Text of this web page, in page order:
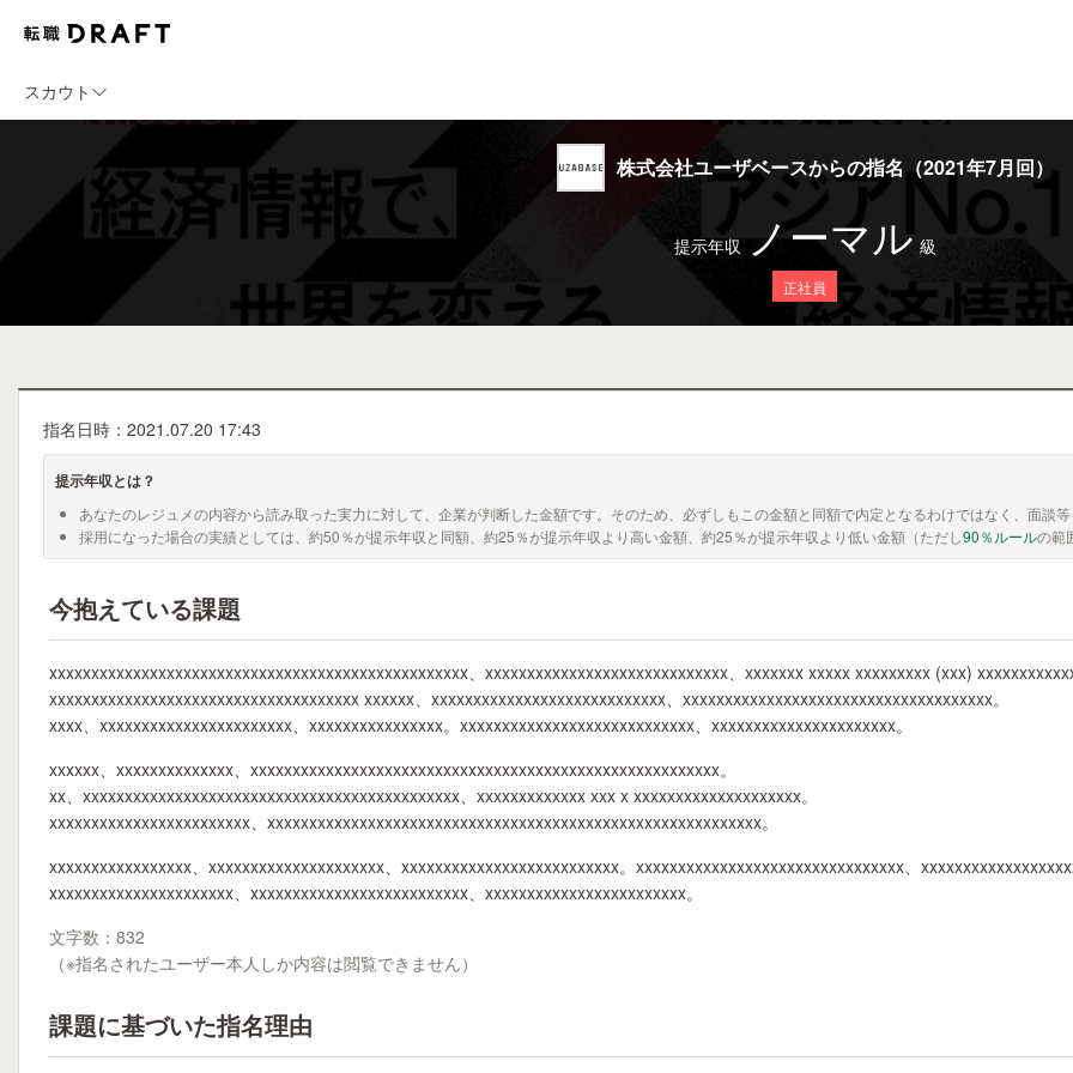
スカウト
株式会社ユーザベースからの指名（2021年7月回）
提示年収 ノーマル 級
正社員
指名日時：2021.07.20 17:43
提示年収とは？
あなたのレジュメの内容から読み取った実力に対して、企業が判断した金額です。そのため、必ずしもこの金額と同額で内定となるわけではなく、面談等
採用になった場合の実績としては、約50％が提示年収と同額、約25％が提示年収より高い金額、約25％が提示年収より低い金額（ただし90％ルールの範
今抱えている課題
xxxxxxxxxxxxxxxxxxxxxxxxxxxxxxxxxxxxxxxxxxxxxxxxxx、xxxxxxxxxxxxxxxxxxxxxxxxxxxxx、xxxxxxx xxxxx xxxxxxxxx (xxx)
xxxxxxxxxxxxxxxxxxxxxxxxxxxxxxxxxxxxx xxxxxx、xxxxxxxxxxxxxxxxxxxxxxxxxxxx、xxxxxxxxxxxxxxxxxxxxxxxxxxxxxxxxxxxxx。
xxxx、xxxxxxxxxxxxxxxxxxxxxxx、xxxxxxxxxxxxxxxx。xxxxxxxxxxxxxxxxxxxxxxxxxxxx、xxxxxxxxxxxxxxxxxxxxxx。
xxxxxx、xxxxxxxxxxxxxx、xxxxxxxxxxxxxxxxxxxxxxxxxxxxxxxxxxxxxxxxxxxxxxxxxxxxxxxx。
xx、xxxxxxxxxxxxxxxxxxxxxxxxxxxxxxxxxxxxxxxxxxxxx、xxxxxxxxxxxxx xxx x xxxxxxxxxxxxxxxxxxxx。
xxxxxxxxxxxxxxxxxxxxxxxx、xxxxxxxxxxxxxxxxxxxxxxxxxxxxxxxxxxxxxxxxxxxxxxxxxxxxxxxxxxx。
xxxxxxxxxxxxxxxxx、xxxxxxxxxxxxxxxxxxxxx、xxxxxxxxxxxxxxxxxxxxxxxxxx。xxxxxxxxxxxxxxxxxxxxxxxxxxxxxxxx、
xxxxxxxxxxxxxxxxxxxxxx、xxxxxxxxxxxxxxxxxxxxxxxxxx、xxxxxxxxxxxxxxxxxxxxxxxx。
文字数：832
（※指名されたユーザー本人しか内容は閲覧できません）
課題に基づいた指名理由